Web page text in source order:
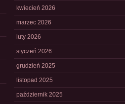
kwiecień 2026
marzec 2026
luty 2026
styczeń 2026
grudzień 2025
listopad 2025
październik 2025